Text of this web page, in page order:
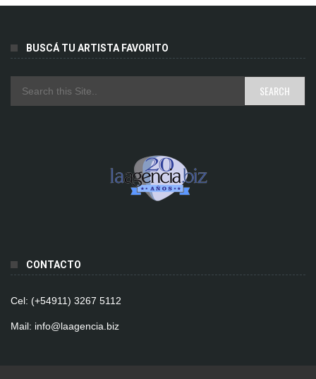
BUSCÁ TU ARTISTA FAVORITO
CONTACTO
Cel: (+54911) 3267 5112
Mail: info@laagencia.biz